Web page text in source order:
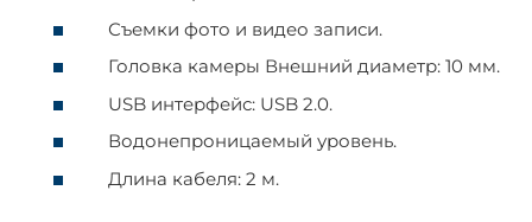
Съемки фото и видео записи.
Головка камеры Внешний диаметр: 10 мм.
USB интерфейс: USB 2.0.
Водонепроницаемый уровень.
Длина кабеля: 2 м.